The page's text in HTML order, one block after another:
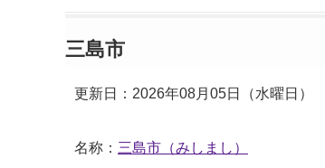
三島市
更新日：2026年08月05日（水曜日）
名称： 三島市（みしまし）